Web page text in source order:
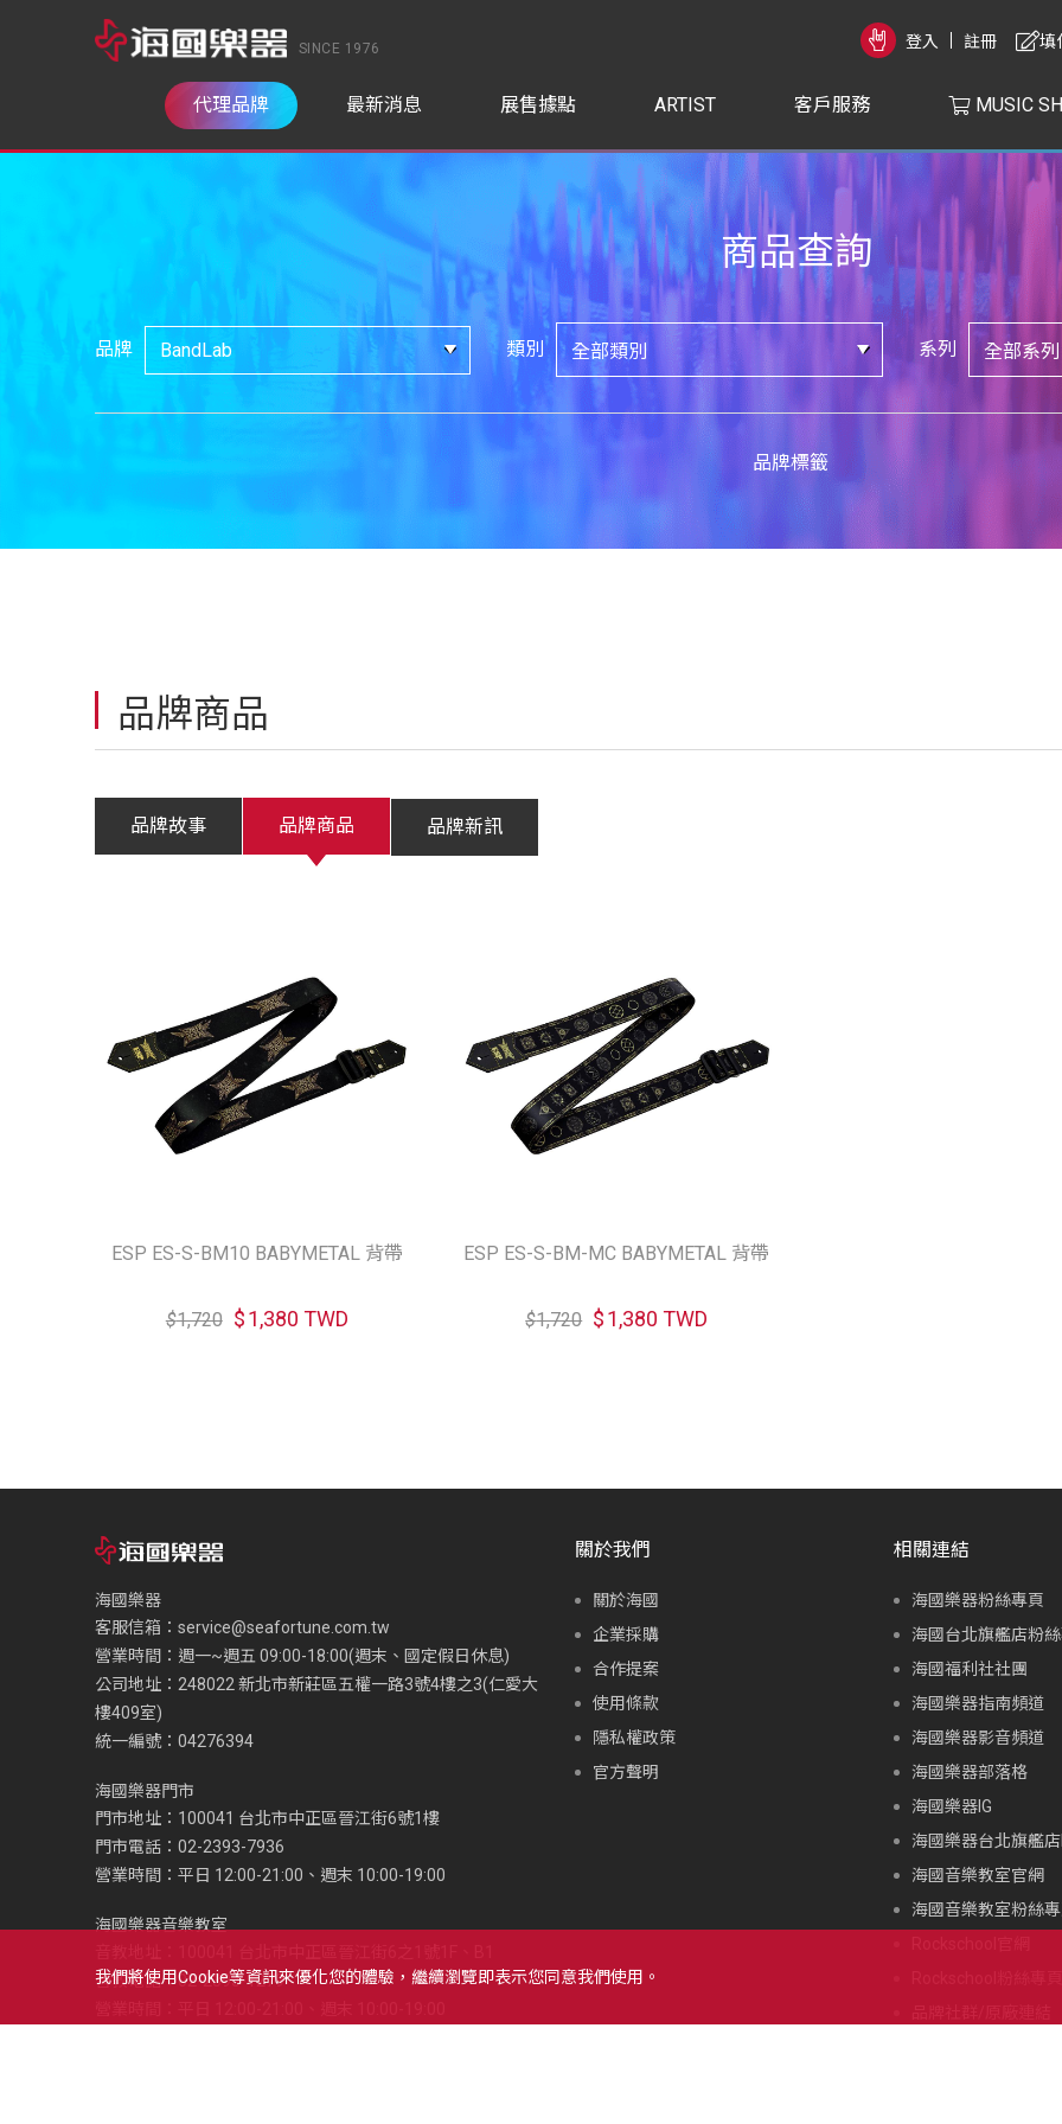
SINCE 1976 登入 註冊 填
代理品牌 最新消息 展售據點 ARTIST 客戶服務 MUSIC
商品查詢
品牌 類別 系列
品牌標籤
品牌商品
品牌故事 品牌商品 品牌新訊
ESP ES-S-BM10 BABYMETAL 背帶
$1,720 $1,380 TWD
ESP ES-S-BM-MC BABYMETAL 背帶
$1,720 $1,380 TWD
海國樂器
客服信箱： service@seafortune.com.tw
營業時間：週一~週五 09:00-18:00(週末、國定假日休息)
公司地址：248022 新北市新莊區五權一路3號4樓之3(仁愛大
樓409室)
統一編號：04276394
海國樂器門市
門市地址：100041 台北市中正區晉江街6號1樓
門市電話：02-2393-7936
營業時間：平日 12:00-21:00、週末 10:00-19:00
海國樂器音樂教室
音教電話：02-2393-1279
關於我們
關於海國
企業採購
合作提案
使用條款
隱私權政策
官方聲明
相關連結
海國樂器粉絲專頁
海國台北旗艦店粉
海國福利社社團
海國樂器指南頻道
海國樂器影音頻道
海國樂器部落格
海國樂器IG
海國樂器台北旗艦店
海國音樂教室官網
海國音樂教室粉絲
我們將使用cookie等資訊來優化您的體驗，繼續瀏覽即表示您同意我們使用。